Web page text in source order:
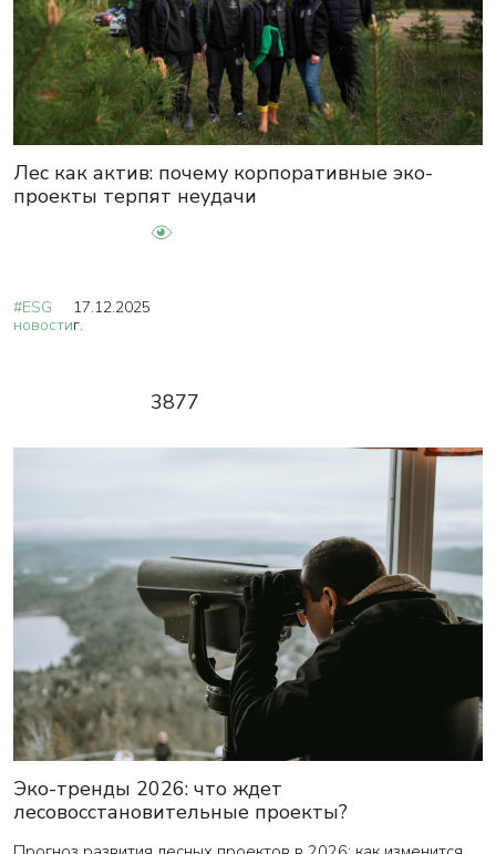
Лес как актив: почему корпоративные эко-
проекты терпят неудачи
#ESG
новости
17.12.2025
г.
3877
Эко-тренды 2026: что ждет
лесовосстановительные проекты?